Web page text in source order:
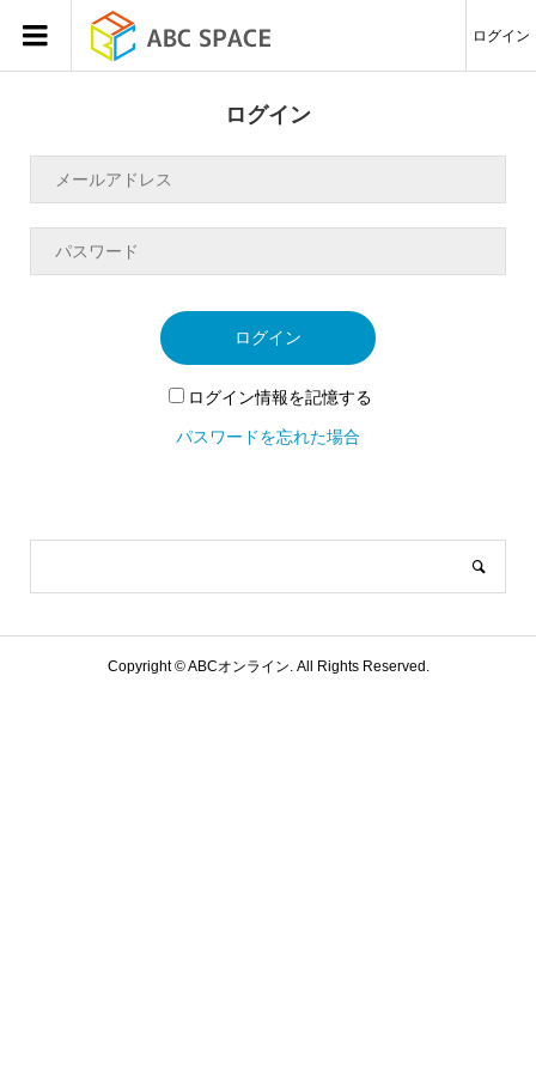
ログイン
ログイン
ログイン
ログイン情報を記憶する
パスワードを忘れた場合
Copyright ©ABCオンライン. All Rights Reserved.